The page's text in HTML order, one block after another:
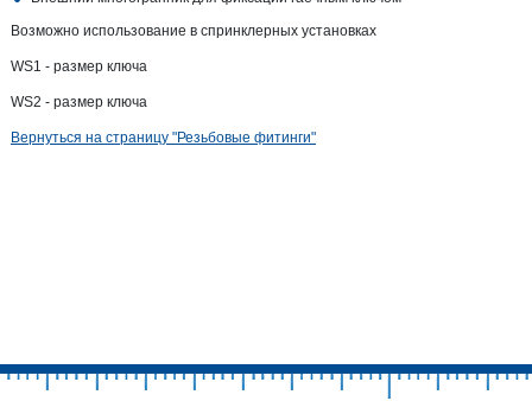
Возможно использование в спринклерных установках
WS1 - размер ключа
WS2 - размер ключа
Вернуться на страницу "Резьбовые фитинги"